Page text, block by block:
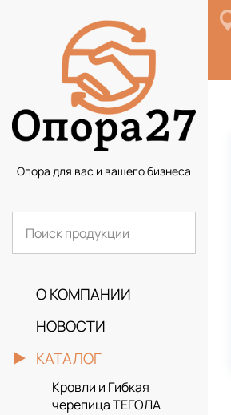
Опора для вас и вашего бизнеса
О КОМПАНИИ
НОВОСТИ
КАТАЛОГ
Кровли и Гибкая
черепица ТЕГОЛА